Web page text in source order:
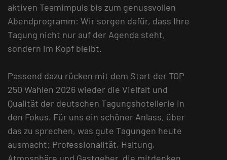
aktiven Teamimpuls bis zum genussvollen
Abendprogramm: Wir sorgen dafür, dass Ihre
Tagung nicht nur auf der Agenda steht,
sondern im Kopf bleibt.
Passend dazu rücken mit dem Start der TOP
250 Wahlen 2026 wieder die Vielfalt und
Qualität der deutschen Tagungshotellerie in
den Fokus. Für uns ein schöner Anlass, über
das zu sprechen, was gute Tagungen heute
ausmacht: Professionalität, Haltung,